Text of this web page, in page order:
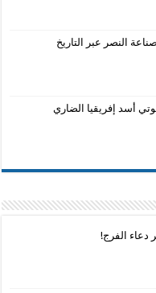
النصر عبر التاريخ
أسد إفريقيا الضاري
دعاء الفرج!